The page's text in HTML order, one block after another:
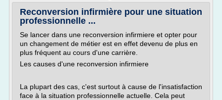
Reconversion infirmière pour une situation
professionnelle ...
Se lancer dans une reconversion infirmiere et opter pour
un changement de métier est en effet devenu de plus en
plus fréquent au cours d'une carrière.
Les causes d'une reconversion infirmiere
La plupart des cas, c'est surtout à cause de l'insatisfaction
face à la situation professionnelle actuelle. Cela peut